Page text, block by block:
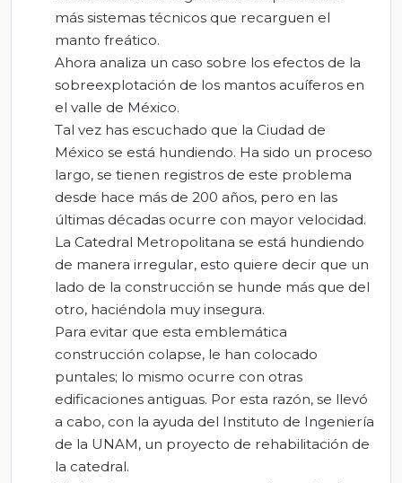
más sistemas técnicos que recarguen el
manto freático.
Ahora analiza un caso sobre los efectos de la
sobreexplotación de los mantos acuíferos en
el valle de México.
Tal vez has escuchado que la Ciudad de
México se está hundiendo. Ha sido un proceso
largo, se tienen registros de este problema
desde hace más de 200 años, pero en las
últimas décadas ocurre con mayor velocidad.
La Catedral Metropolitana se está hundiendo
de manera irregular, esto quiere decir que un
lado de la construcción se hunde más que del
otro, haciéndola muy insegura.
Para evitar que esta emblemática
construcción colapse, le han colocado
puntales; lo mismo ocurre con otras
edificaciones antiguas. Por esta razón, se llevó
a cabo, con la ayuda del Instituto de Ingeniería
de la UNAM, un proyecto de rehabilitación de
la catedral.